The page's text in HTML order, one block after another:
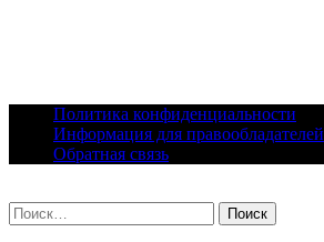
content
Политика конфиденциальности
Информация для правообладателей
Обратная связь
Найти: